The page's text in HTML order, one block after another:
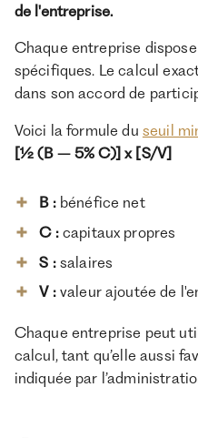
de l'entreprise.
Chaque entreprise
spécifiques. Le calcul
dans son accord de
Voici la formule du seuil
[½ (B – 5% C)] x [S/V]
B : bénéfice net
C : capitaux propres
S :salaires
V :valeur ajoutée de
Chaque entreprise peut
calcul, tant qu’elle aussi
indiquée par